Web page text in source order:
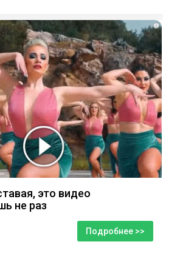
i
это видео
не раз
Подробнее >>